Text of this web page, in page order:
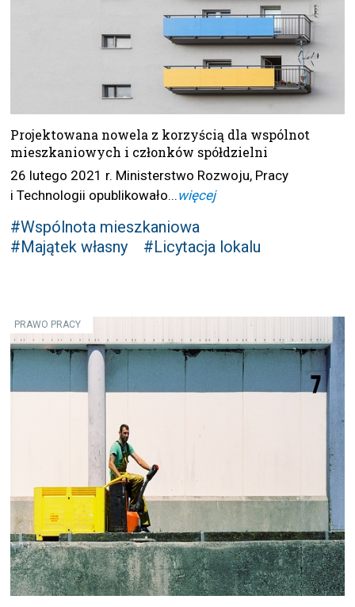
Projektowana nowela z korzyścią dla wspólnot
mieszkaniowych i członków spółdzielni
26 lutego 2021 r. Ministerstwo Rozwoju, Pracy
i Technologii opublikowało...więcej
#Wspólnota mieszkaniowa
#Majątek własny
#Licytacja lokalu
PRAWO PRACY